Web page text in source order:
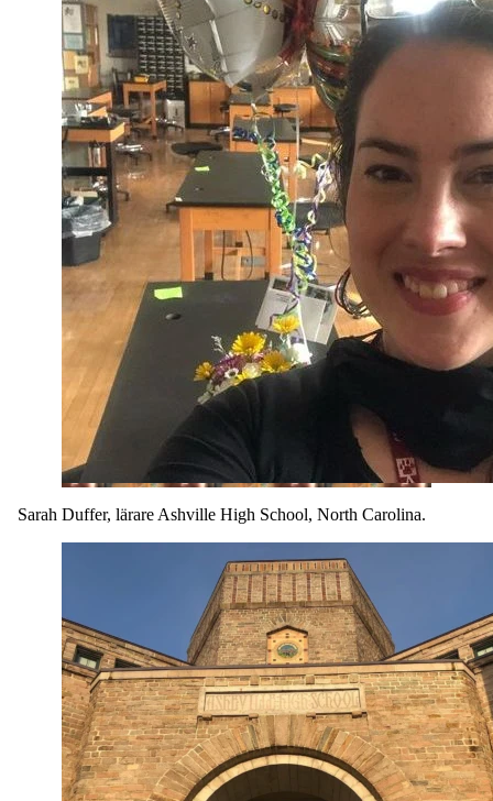
Sarah Duffer, lärare Ashville High School, North Carolina.